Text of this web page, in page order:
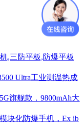
,三防平板,防爆平板
Ultra工业测温热成
旗舰款，9800mAh大
块化防爆手机，Ex ib